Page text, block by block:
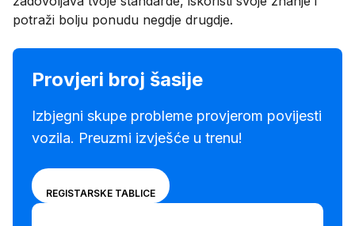
potraži bolju ponudu negdje drugdje.
Provjeri broj šasije
Izbjegni skupe probleme provjerom povijesti
vozila. Preuzmi izvješće u trenu!
Izaberi
želiš li
REGISTARSKE TABLICE
Unesi broj šasije